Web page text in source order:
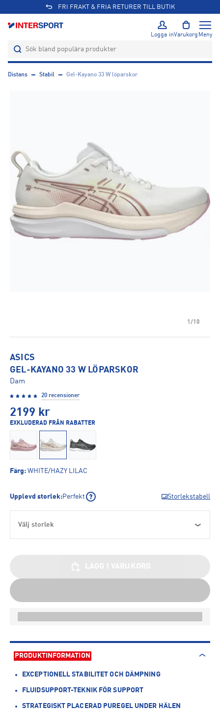
FRI FRAKT & FRIA RETURER TILL BUTIK
Logga inVarukorg Meny
Distans Stabil Gel-Kayano 33 W löparskor
1/10
ASICS
GEL-KAYANO 33 W LÖPARSKOR
Dam
20 recensioner
2199 kr
EXKLUDERAD FRÅN RABATTER
Färg: WHITE/HAZY LILAC
Upplevd storlek:Perfekt Storlekstabell
Välj storlek
PRODUKTINFORMATION
EXCEPTIONELL STABILITET OCH DÄMPNING
FLUIDSUPPORT-TEKNIK FÖR SUPPORT
STRATEGISKT PLACERAD PUREGEL UNDER HÄLEN